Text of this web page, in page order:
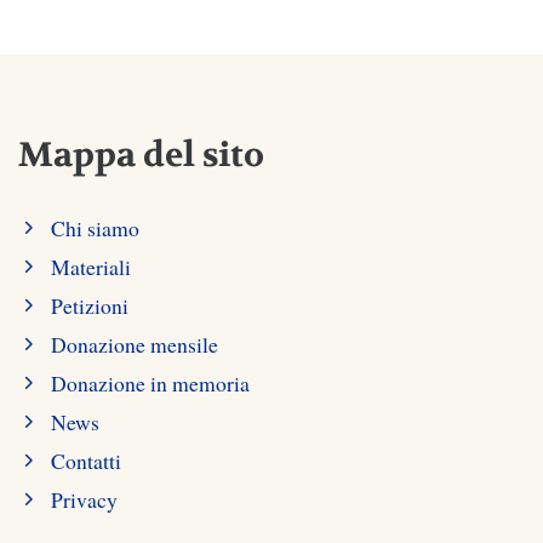
Mappa del sito
Chi siamo
Materiali
Petizioni
Donazione mensile
Donazione in memoria
News
Contatti
Privacy